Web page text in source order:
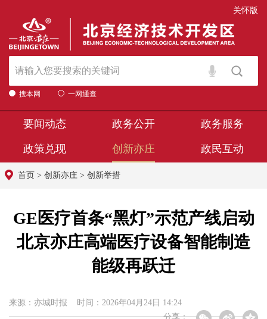
关怀版
搜本网 一网通查
要闻动态 政务公开 政务服务
政策兑现 创新亦庄 政民互动
首页 > 创新亦庄 > 创新举措
GE医疗首条“黑灯”示范产线启动
北京亦庄高端医疗设备智能制造
能级再跃迁
来源：亦城时报 时间：2026年04月24日 14:24
分享：